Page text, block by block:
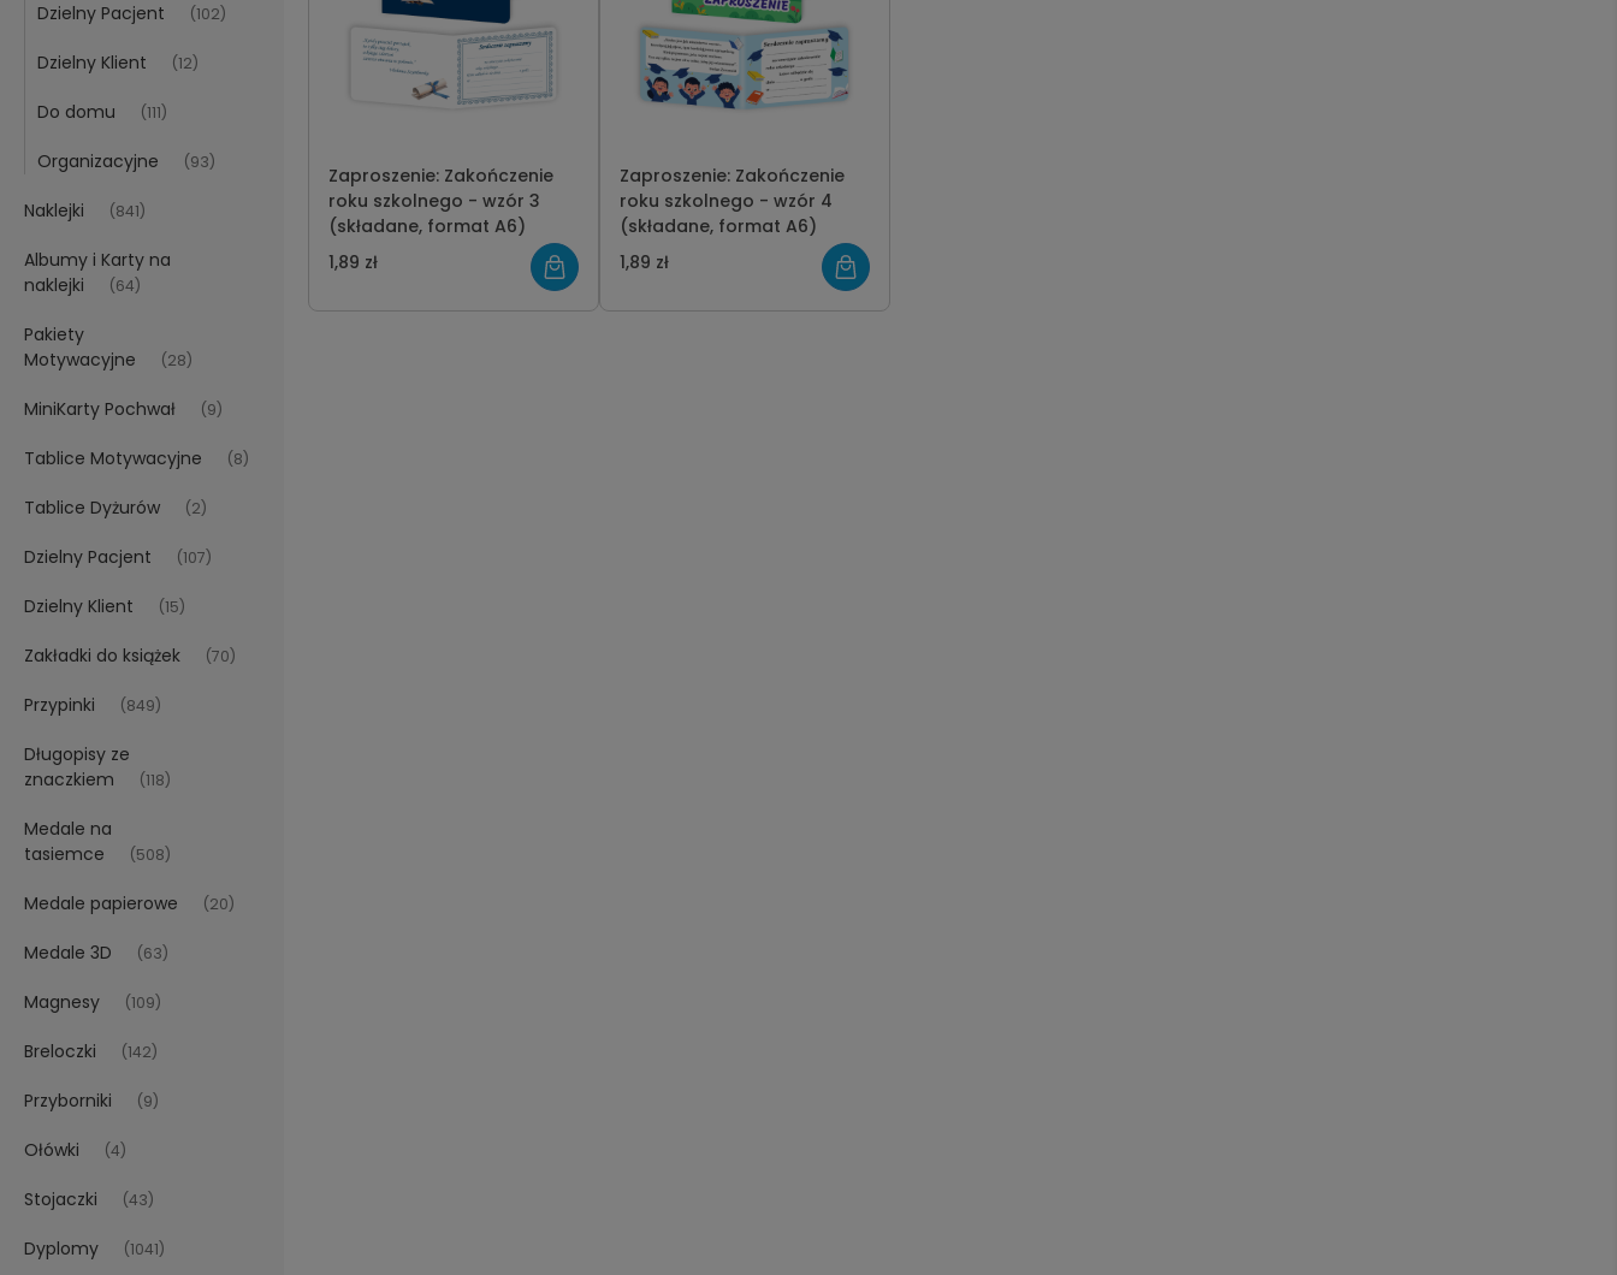
Dzielny Pacjent (102)
Dzielny Klient (12)
Do domu (111)
Organizacyjne (93)
Naklejki (841)
Albumy i Karty na
naklejki
(64)
Pakiety
Motywacyjne
(28)
MiniKarty Pochwał (9)
Tablice Motywacyjne (8)
Tablice Dyżurów (2)
Dzielny Pacjent (107)
Dzielny Klient (15)
Zakładki do książek (70)
Przypinki (849)
Długopisy ze
znaczkiem
(118)
Medale na
tasiemce
(508)
Medale papierowe (20)
Medale 3D (63)
Magnesy (109)
Breloczki (142)
Przyborniki (9)
Ołówki (4)
Stojaczki (43)
Dyplomy (1041)
Zaproszenie: Zakończenie
roku szkolnego - wzór 3
(składane, format A6)
1,89 zł
Zaproszenie: Zakończenie
roku szkolnego - wzór 4
(składane, format A6)
1,89 zł